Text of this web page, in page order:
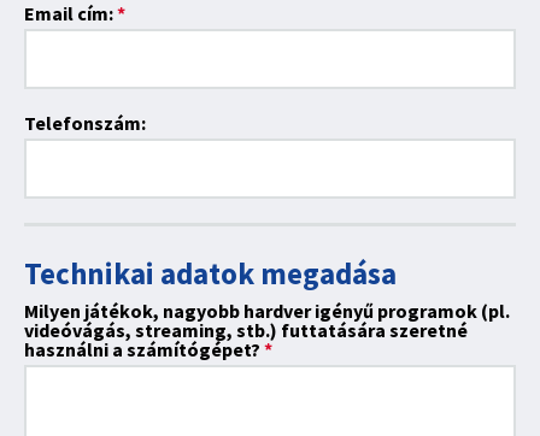
Email cím:*
Telefonszám:
Technikai adatok megadása
Milyen játékok, nagyobb hardver igényű programok (pl.
videóvágás, streaming, stb.) futtatására szeretné
használni a számítógépet? *